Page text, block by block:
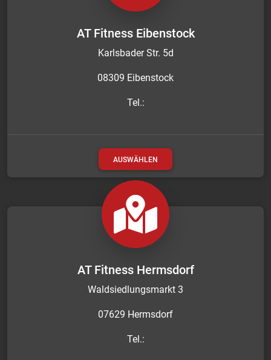
AT Fitness Eibenstock
Karlsbader Str. 5d
08309 Eibenstock
Tel.:
AUSWÄHLEN
AT Fitness Hermsdorf
Waldsiedlungsmarkt 3
07629 Hermsdorf
Tel.: